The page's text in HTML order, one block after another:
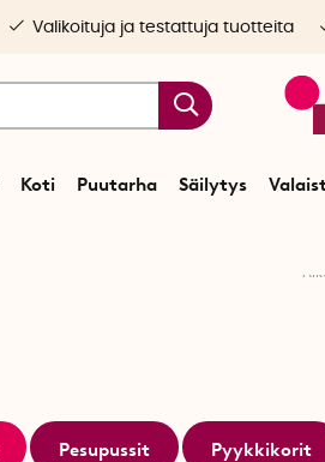
Koti Puutarha Säilytys
Valikoituja ja testattuja tuotteita
Pesupussit Pyykkikorit